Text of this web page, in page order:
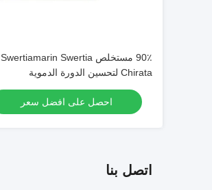
90٪ مستخلص Swertiamarin Swertia
Chirata لتحسين الدورة الدموية
احصل على افضل سعر
اتصل بنا